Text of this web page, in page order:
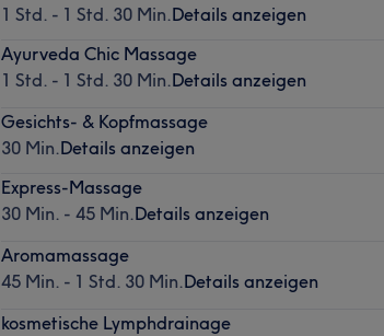
1 Std. - 1 Std. 30 Min.Details anzeigen
Ayurveda Chic Massage
1 Std. - 1 Std. 30 Min.Details anzeigen
Gesichts- & Kopfmassage
30 Min.Details anzeigen
Express-Massage
30 Min. - 45 Min.Details anzeigen
Aromamassage
45 Min. - 1 Std. 30 Min.Details anzeigen
kosmetische Lymphdrainage